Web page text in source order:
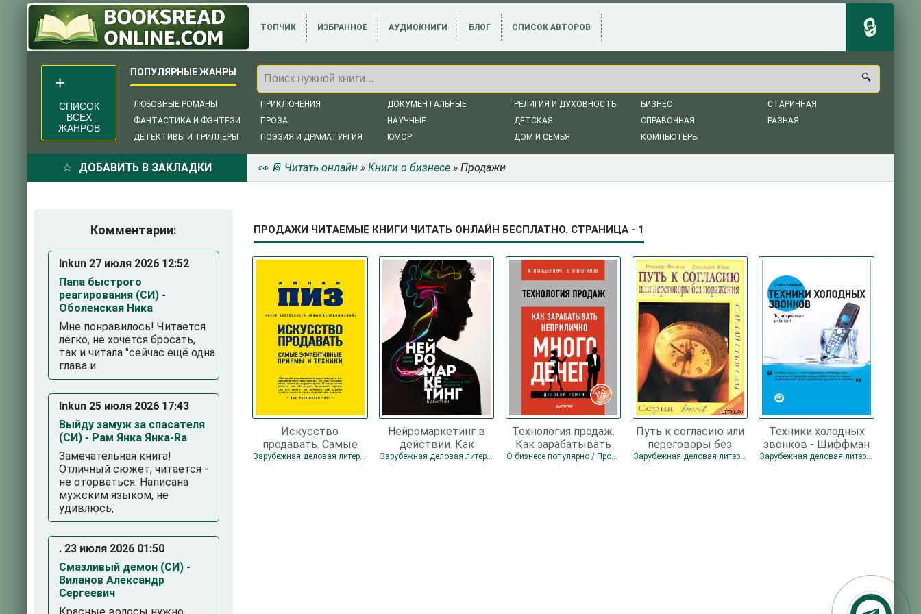
ТОПЧИК ИЗБРАННОЕ АУДИОКНИГИ БЛОГ СПИСОК АВТОРОВ
ЛЮБОВНЫЕ РОМАНЫ
ФАНТАСТИКА И ФЭНТЕЗИ
ДЕТЕКТИВЫ И ТРИЛЛЕРЫ
ПРИКЛЮЧЕНИЯ
ПРОЗА
ПОЭЗИЯ И ДРАМАТУРГИЯ
ДОКУМЕНТАЛЬНЫЕ
НАУЧНЫЕ
ЮМОР
РЕЛИГИЯ И ДУХОВНОСТЬ
ДЕТСКАЯ
ДОМ И СЕМЬЯ
БИЗНЕС
СПРАВОЧНАЯ
КОМПЬЮТЕРЫ
СТАРИННАЯ
РАЗНАЯ
СПИСОК
ВСЕХ
ЖАНРОВ
ДОБАВИТЬ В ЗАКЛАДКИ 👀 📔 Читать онлайн » Книги о бизнесе » Продажи
ПРОДАЖИ ЧИТАЕМЫЕ КНИГИ ЧИТАТЬ ОНЛАЙН БЕСПЛАТНО. СТРАНИЦА - 1
Искусство
продавать. Самые
эффективные
Зарубежная деловая литература / Личная эффективность / Переговоры / Психология / Продажи
Нейромаркетинг в
действии. Как
проникнуть в мозгЗарубежная деловая литература / Маркетинг, PR, реклама / Продажи
Технология продаж.
Как зарабатывать
неприлично многоО бизнесе популярно / Продажи
Путь к согласию или
переговоры без
поражения - Юри Зарубежная деловая литература / Зарубежная психология / Менеджмент и кадры / О бизнесе популярно / Психология / Продажи
Техники холодных
звонков - Шиффман
Стивен
Зарубежная деловая литература / Маркетинг, PR, реклама / Продажи
Комментарии:
Inkun 27 июля 2026 12:52
Папа быстрого
реагирования (СИ) -
Оболенская Ника
Мне понравилось! Читается
легко, не хочется бросать,
так и читала "сейчас ещё одна
глава и
Inkun 25 июля 2026 17:43
Выйду замуж за спасателя
(СИ) - Рам Янка Янка-Ra
Замечательная книга!
Отличный сюжет, читается -
не оторваться. Написана
мужским языком, не
удивлюсь,
. 23 июля 2026 01:50
Смазливый демон (СИ) -
Виланов Александр
Сергеевич